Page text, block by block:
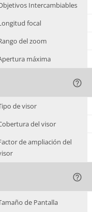
Intercambiables
focal
del zoom
máxima
help_outline
de visor
del visor
de ampliación del
help_outline
de Pantalla